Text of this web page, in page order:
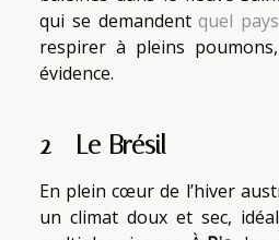
qui se demandentquel
respirer à pleins
évidence.
2 - Le Brésil
En plein cœur de l’hiver
un climat doux et sec,